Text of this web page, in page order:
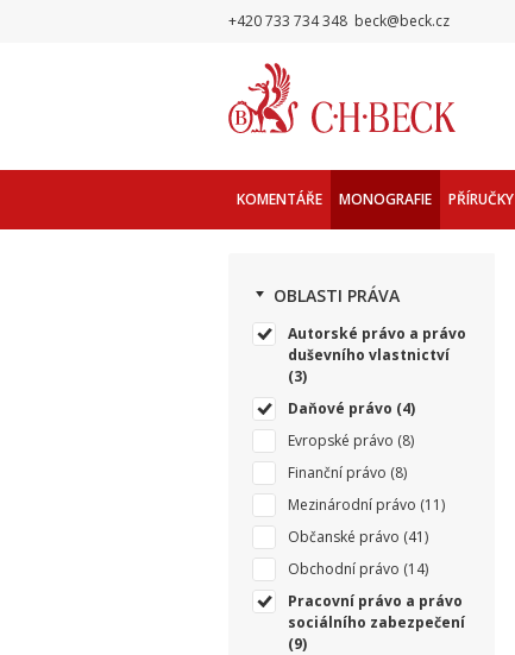
+420 733 734 348 beck@beck.cz
KOMENTÁŘE MONOGRAFIE PŘÍRUČKY
OBLASTI PRÁVA
Autorské právo a právo
duševního vlastnictví
(3)
Daňové právo (4)
Evropské právo (8)
Finanční právo (8)
Mezinárodní právo (11)
Občanské právo (41)
Obchodní právo (14)
Pracovní právo a právo
sociálního zabezpečení
(9)